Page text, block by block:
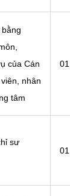
của Cán
nhân
tâm
01
sư
01